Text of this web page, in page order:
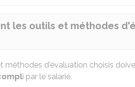
les outils et méthodes
méthodes d'évaluation choisis
i par le salarié.